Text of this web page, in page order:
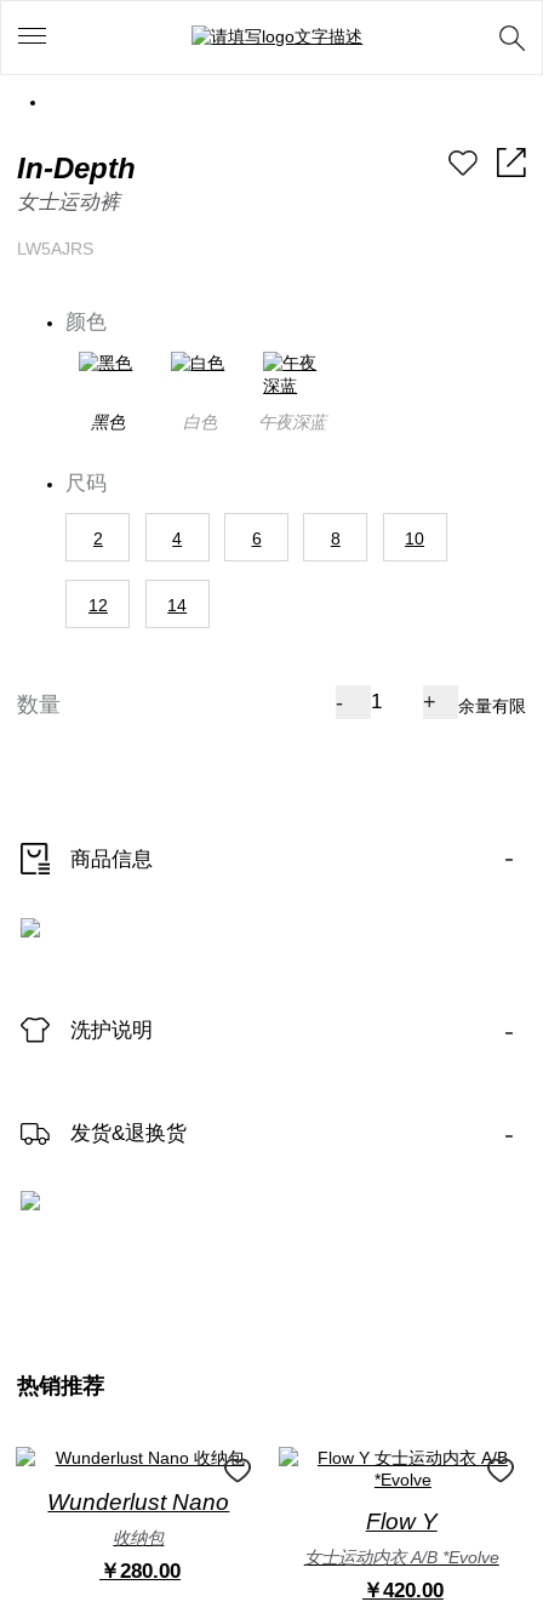
In-Depth
女士运动裤
LW5AJRS
颜色
黑色 白色 午夜深蓝
尺码
2 4 6 8 10
12 14
数量 - + 余量有限
商品信息 -
洗护说明 -
发货&退换货 -
热销推荐
Wunderlust Nano
收纳包
￥280.00
Flow Y
女士运动内衣 A/B *Evolve
￥420.00